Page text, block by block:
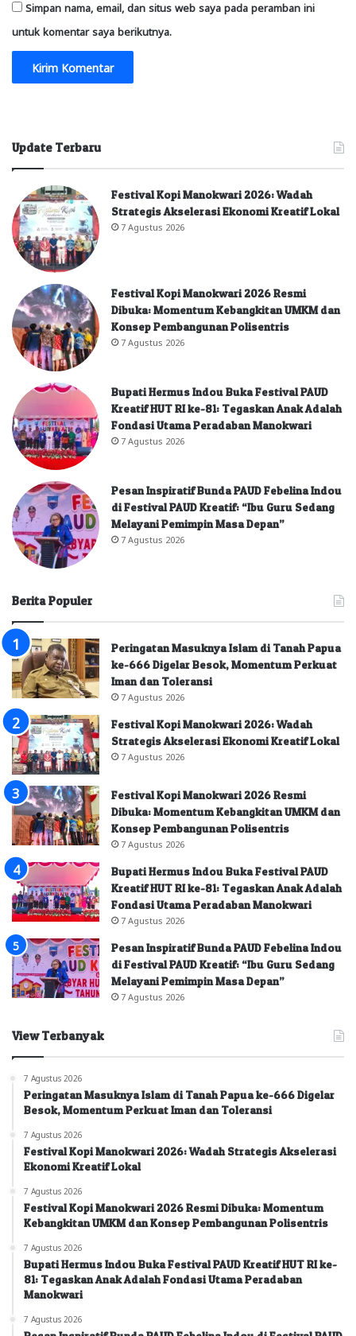
Simpan nama, email, dan situs web saya pada peramban ini
untuk komentar saya berikutnya.
Update Terbaru
Festival Kopi Manokwari 2026: Wadah
Strategis Akselerasi Ekonomi Kreatif Lokal
7 Agustus 2026
Festival Kopi Manokwari 2026 Resmi
Dibuka: Momentum Kebangkitan UMKM dan
Konsep Pembangunan Polisentris
7 Agustus 2026
Bupati Hermus Indou Buka Festival PAUD
Kreatif HUT RI ke-81: Tegaskan Anak Adalah
Fondasi Utama Peradaban Manokwari
7 Agustus 2026
Pesan Inspiratif Bunda PAUD Febelina Indou
di Festival PAUD Kreatif: “Ibu Guru Sedang
Melayani Pemimpin Masa Depan”
7 Agustus 2026
Berita Populer
Peringatan Masuknya Islam di Tanah Papua
ke-666 Digelar Besok, Momentum Perkuat
Iman dan Toleransi
7 Agustus 2026
Festival Kopi Manokwari 2026: Wadah
Strategis Akselerasi Ekonomi Kreatif Lokal
7 Agustus 2026
Festival Kopi Manokwari 2026 Resmi
Dibuka: Momentum Kebangkitan UMKM dan
Konsep Pembangunan Polisentris
7 Agustus 2026
Bupati Hermus Indou Buka Festival PAUD
Kreatif HUT RI ke-81: Tegaskan Anak Adalah
Fondasi Utama Peradaban Manokwari
7 Agustus 2026
Pesan Inspiratif Bunda PAUD Febelina Indou
di Festival PAUD Kreatif: “Ibu Guru Sedang
Melayani Pemimpin Masa Depan”
7 Agustus 2026
View Terbanyak
7 Agustus 2026
Peringatan Masuknya Islam di Tanah Papua ke-666 Digelar
Besok, Momentum Perkuat Iman dan Toleransi
7 Agustus 2026
Festival Kopi Manokwari 2026: Wadah Strategis Akselerasi
Ekonomi Kreatif Lokal
7 Agustus 2026
Festival Kopi Manokwari 2026 Resmi Dibuka: Momentum
Kebangkitan UMKM dan Konsep Pembangunan Polisentris
7 Agustus 2026
Bupati Hermus Indou Buka Festival PAUD Kreatif HUT RI ke-
81: Tegaskan Anak Adalah Fondasi Utama Peradaban
Manokwari
7 Agustus 2026